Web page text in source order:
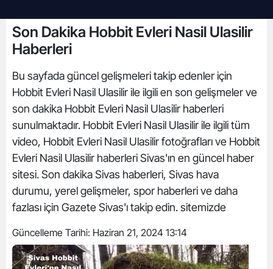
Son Dakika Hobbit Evleri Nasil Ulasilir
Haberleri
Bu sayfada güncel gelişmeleri takip edenler için
Hobbit Evleri Nasil Ulasilir ile ilgili en son gelişmeler ve
son dakika Hobbit Evleri Nasil Ulasilir haberleri
sunulmaktadır. Hobbit Evleri Nasil Ulasilir ile ilgili tüm
video, Hobbit Evleri Nasil Ulasilir fotoğrafları ve Hobbit
Evleri Nasil Ulasilir haberleri Sivas'ın en güncel haber
sitesi. Son dakika Sivas haberleri, Sivas hava
durumu, yerel gelişmeler, spor haberleri ve daha
fazlası için Gazete Sivas'ı takip edin. sitemizde
Güncelleme Tarihi: Haziran 21, 2024 13:14